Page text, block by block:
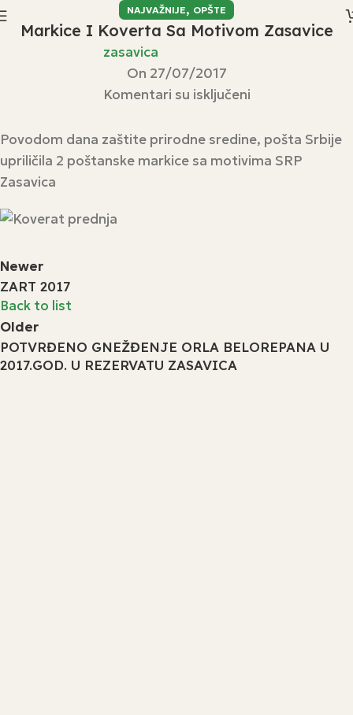
NAJVAŽNIJE, OPŠTE
Markice I Koverta Sa Motivom Zasavice
zasavica
On 27/07/2017
Komentari su isključeni
Povodom dana zaštite prirodne sredine, pošta Srbije
upriličila 2 poštanske markice sa motivima SRP
Zasavica
Newer
ZART 2017
Back to list
Older
POTVRĐENO GNEŽĐENJE ORLA BELOREPANA U
2017.GOD. U REZERVATU ZASAVICA